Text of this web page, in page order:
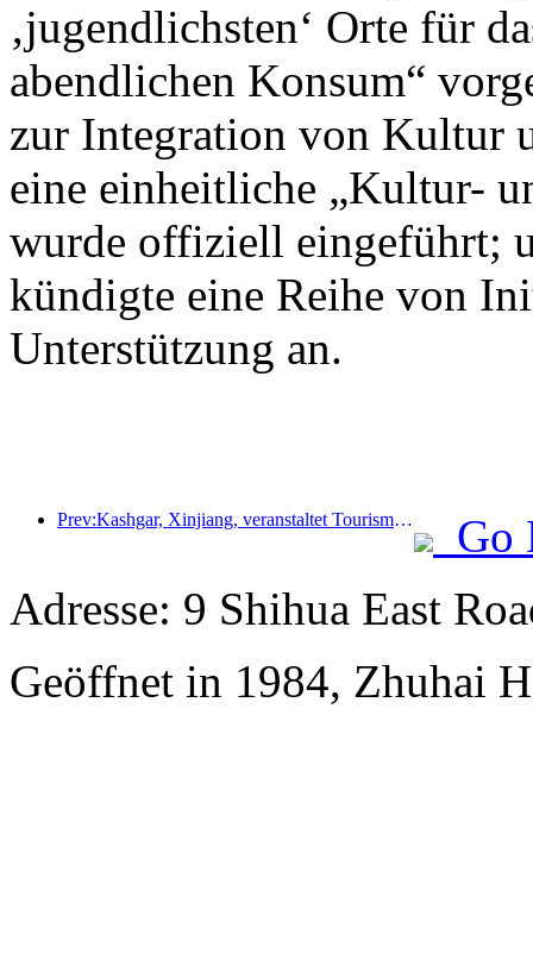
‚jugendlichsten‘ Orte für
abendlichen Konsum“
zur Integration von Kultur
eine einheitliche „Kultur-
wurde offiziell eingeführt;
kündigte eine Reihe von
Unterstützung an.
Prev:Kashgar, Xinjiang, veranstaltet Tourismus-Werbeevent zur Förderung des interethnischen Austauschs.
Go
Adresse: 9 Shihua East
Geöffnet in 1984, Zhuhai